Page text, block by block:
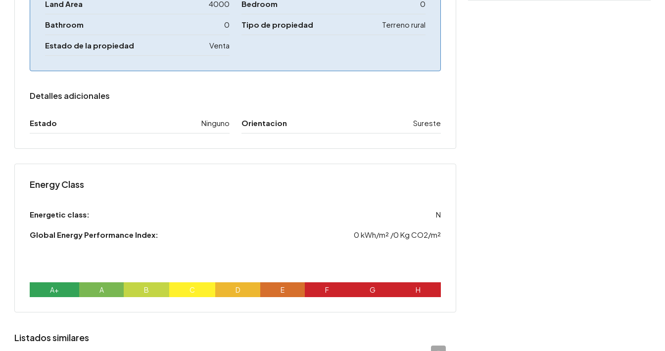
Land Area 4000 Bedroom 0
Bathroom 0 Tipo de propiedad Terreno rural
Estado de la propiedad Venta
Detalles adicionales
Estado Ninguno Orientacion Sureste
Energy Class
Energetic class: N
Global Energy Performance Index: 0 kWh/m² /0 Kg CO2/m²
A+ A B C D E F G H
Listados similares